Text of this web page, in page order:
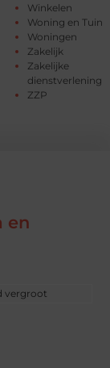
Winkelen
Woning en Tuin
Woningen
Zakelijk
Zakelijke
dienstverlening
ZZP
en
vergroot